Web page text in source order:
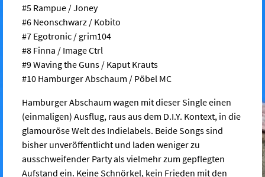
#5 Rampue / Joney
#6 Neonschwarz / Kobito
#7 Egotronic / grim104
#8 Finna / Image Ctrl
#9 Waving the Guns / Kaput Krauts
#10 Hamburger Abschaum / Pöbel MC
Hamburger Abschaum wagen mit dieser Single einen
(einmaligen) Ausflug, raus aus dem D.I.Y. Kontext, in die
glamouröse Welt des Indielabels. Beide Songs sind
bisher unveröffentlicht und laden weniger zu
ausschweifender Party als vielmehr zum gepflegten
Aufstand ein. Keine Schnörkel, kein Frieden mit den